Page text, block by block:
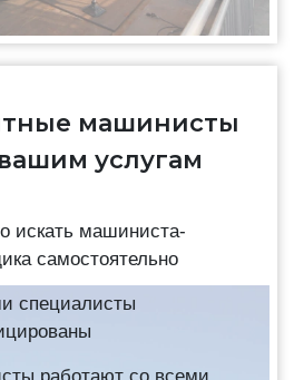
машинисты
услугам
искать машиниста-
самостоятельно
специалисты